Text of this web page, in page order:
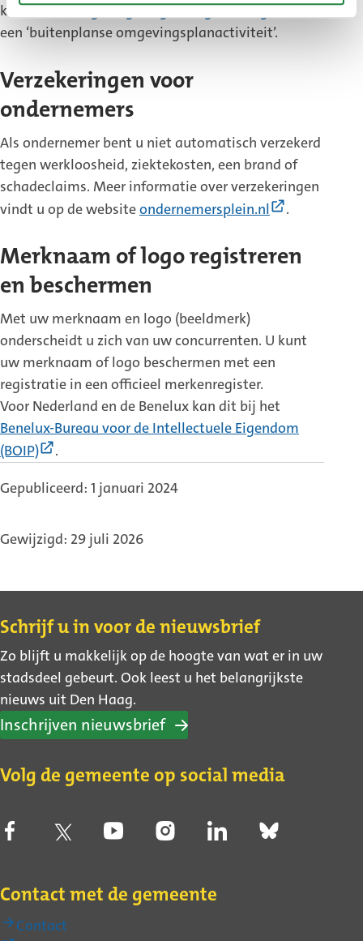
kunt u eenomgevingsvergunning aanvragenvoor
een ‘buitenplanse omgevingsplanactiviteit’.
Verzekeringen voor
ondernemers
Als ondernemer bent u niet automatisch verzekerd
tegen werkloosheid, ziektekosten, een brand of
schadeclaims. Meer informatie over verzekeringen
vindt u op de websiteondernemersplein.nl .
Merknaam of logo registreren
en beschermen
Met uw merknaam en logo (beeldmerk)
onderscheidt u zich van uw concurrenten. U kunt
uw merknaam of logo beschermen met een
registratie in een officieel merkenregister.
Voor Nederland en de Benelux kan dit bij het
Benelux-Bureau voor de Intellectuele Eigendom
(BOIP)
(Externe
.
Gepubliceerd: 1 januari 2024
Gewijzigd: 29 juli 2026
Contact
Schrijf u in voor de nieuwsbrief
Zo blijft u makkelijk op de hoogte van wat er in uw
stadsdeel gebeurt. Ook leest u het belangrijkste
nieuws uit Den Haag.
Inschrijven nieuwsbrief
Volg de gemeente op social media
Contact met de gemeente
Contact